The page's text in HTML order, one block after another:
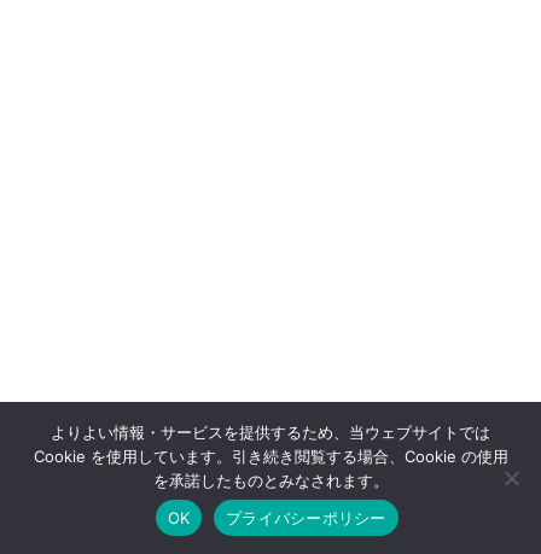
拠点案内 ストア 会報誌
よりよい情報・サービスを提供するため、当ウェブサイトでは
Cookie を使用しています。引き続き閲覧する場合、Cookie の使用
を承諾したものとみなされます。
OK
プライバシーポリシー